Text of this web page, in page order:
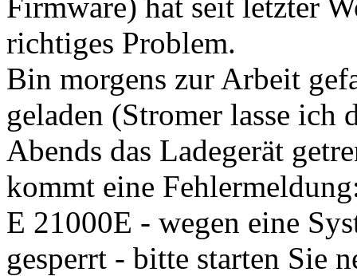
richtiges Problem.
Bin morgens zur Arbeit
geladen (Stromer lasse ich
Abends das Ladegerät
kommt eine
E 21000E - wegen eine
gesperrt - bitte starten Sie